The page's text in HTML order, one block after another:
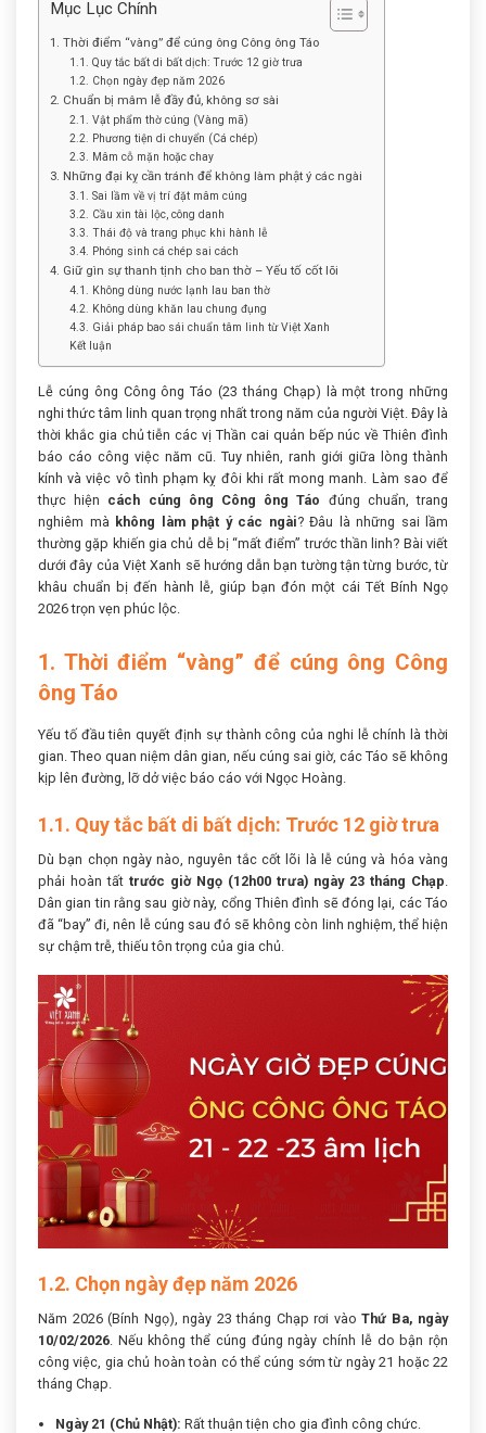
Mục Lục Chính
1. Thời điểm “vàng” để cúng ông Công ông Táo
1.1. Quy tắc bất di bất dịch: Trước 12 giờ trưa
1.2. Chọn ngày đẹp năm 2026
2. Chuẩn bị mâm lễ đầy đủ, không sơ sài
2.1. Vật phẩm thờ cúng (Vàng mã)
2.2. Phương tiện di chuyển (Cá chép)
2.3. Mâm cỗ mặn hoặc chay
3. Những đại kỵ cần tránh để không làm phật ý các ngài
3.1. Sai lầm về vị trí đặt mâm cúng
3.2. Cầu xin tài lộc, công danh
3.3. Thái độ và trang phục khi hành lễ
3.4. Phóng sinh cá chép sai cách
4. Giữ gìn sự thanh tịnh cho ban thờ – Yếu tố cốt lõi
4.1. Không dùng nước lạnh lau ban thờ
4.2. Không dùng khăn lau chung đụng
4.3. Giải pháp bao sái chuẩn tâm linh từ Việt Xanh
Kết luận
Lễ cúng ông Công ông Táo (23 tháng Chạp) là một trong những
nghi thức tâm linh quan trọng nhất trong năm của người Việt. Đây là
thời khắc gia chủ tiễn các vị Thần cai quản bếp núc về Thiên đình
báo cáo công việc năm cũ. Tuy nhiên, ranh giới giữa lòng thành
kính và việc vô tình phạm kỵ đôi khi rất mong manh. Làm sao để
thực hiện cách cúng ông Công ông Táo đúng chuẩn, trang
nghiêm mà không làm phật ý các ngài? Đâu là những sai lầm
thường gặp khiến gia chủ dễ bị “mất điểm” trước thần linh? Bài viết
dưới đây của Việt Xanh sẽ hướng dẫn bạn tường tận từng bước, từ
khâu chuẩn bị đến hành lễ, giúp bạn đón một cái Tết Bính Ngọ
2026 trọn vẹn phúc lộc.
1. Thời điểm “vàng” để cúng ông Công
ông Táo
Yếu tố đầu tiên quyết định sự thành công của nghi lễ chính là thời
gian. Theo quan niệm dân gian, nếu cúng sai giờ, các Táo sẽ không
kịp lên đường, lỡ dở việc báo cáo với Ngọc Hoàng.
1.1. Quy tắc bất di bất dịch: Trước 12 giờ trưa
Dù bạn chọn ngày nào, nguyên tắc cốt lõi là lễ cúng và hóa vàng
phải hoàn tất trước giờ Ngọ (12h00 trưa) ngày 23 tháng Chạp
Dân gian tin rằng sau giờ này, cổng Thiên đình sẽ đóng lại, các Táo
đã “bay” đi, nên lễ cúng sau đó sẽ không còn linh nghiệm, thể hiện
sự chậm trễ, thiếu tôn trọng của gia chủ.
1.2. Chọn ngày đẹp năm 2026
Năm 2026 (Bính Ngọ), ngày 23 tháng Chạp rơi vào Thứ Ba, ngày
10/02/2026. Nếu không thể cúng đúng ngày chính lễ do bận rộn
công việc, gia chủ hoàn toàn có thể cúng sớm từ ngày 21 hoặc 22
tháng Chạp.
Ngày 21 (Chủ Nhật): Rất thuận tiện cho gia đình công chức.